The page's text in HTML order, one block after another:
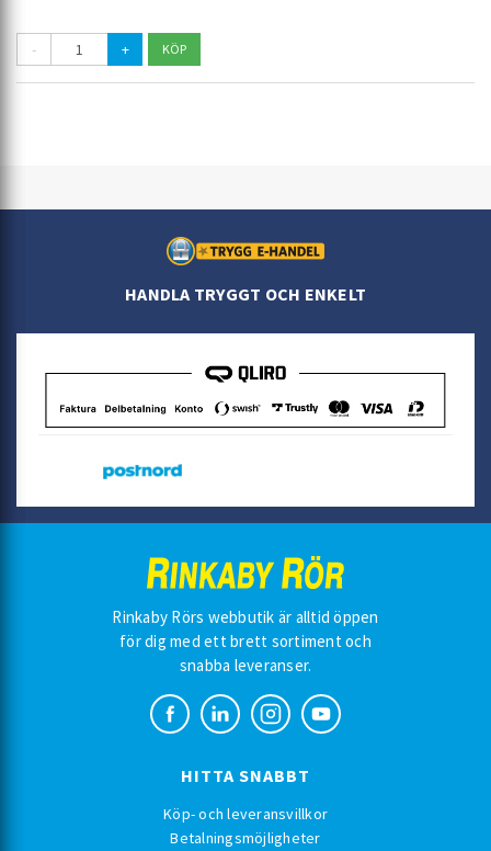
- +
HANDLA TRYGGT OCH ENKELT
Rinkaby Rörs webbutik är alltid öppen
för dig med ett brett sortiment och
snabba leveranser.
HITTA SNABBT
Köp- och leveransvillkor
Betalningsmöjligheter